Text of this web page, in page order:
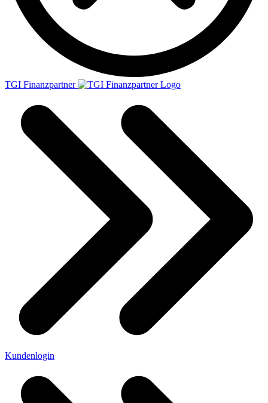
TGI Finanzpartner
Kundenlogin